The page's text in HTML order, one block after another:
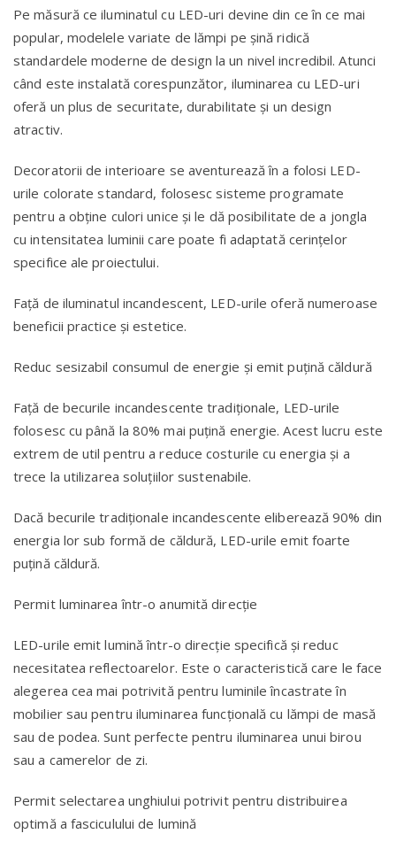
Pe măsură ce iluminatul cu LED-uri devine din ce în ce mai
popular, modelele variate de lămpi pe şină ridică
standardele moderne de design la un nivel incredibil. Atunci
când este instalată corespunzător, iluminarea cu LED-uri
oferă un plus de securitate, durabilitate şi un design
atractiv.
Decoratorii de interioare se aventurează în a folosi LED-
urile colorate standard, folosesc sisteme programate
pentru a obţine culori unice şi le dă posibilitate de a jongla
cu intensitatea luminii care poate fi adaptată cerinţelor
specifice ale proiectului.
Faţă de iluminatul incandescent, LED-urile oferă numeroase
beneficii practice şi estetice.
Reduc sesizabil consumul de energie şi emit puţină căldură
Faţă de becurile incandescente tradiţionale, LED-urile
folosesc cu până la 80% mai puţină energie. Acest lucru este
extrem de util pentru a reduce costurile cu energia şi a
trece la utilizarea soluţiilor sustenabile.
Dacă becurile tradiţionale incandescente eliberează 90% din
energia lor sub formă de căldură, LED-urile emit foarte
puţină căldură.
Permit luminarea într-o anumită direcţie
LED-urile emit lumină într-o direcţie specifică şi reduc
necesitatea reflectoarelor. Este o caracteristică care le face
alegerea cea mai potrivită pentru luminile încastrate în
mobilier sau pentru iluminarea funcţională cu lămpi de masă
sau de podea. Sunt perfecte pentru iluminarea unui birou
sau a camerelor de zi.
Permit selectarea unghiului potrivit pentru distribuirea
optimă a fasciculului de lumină